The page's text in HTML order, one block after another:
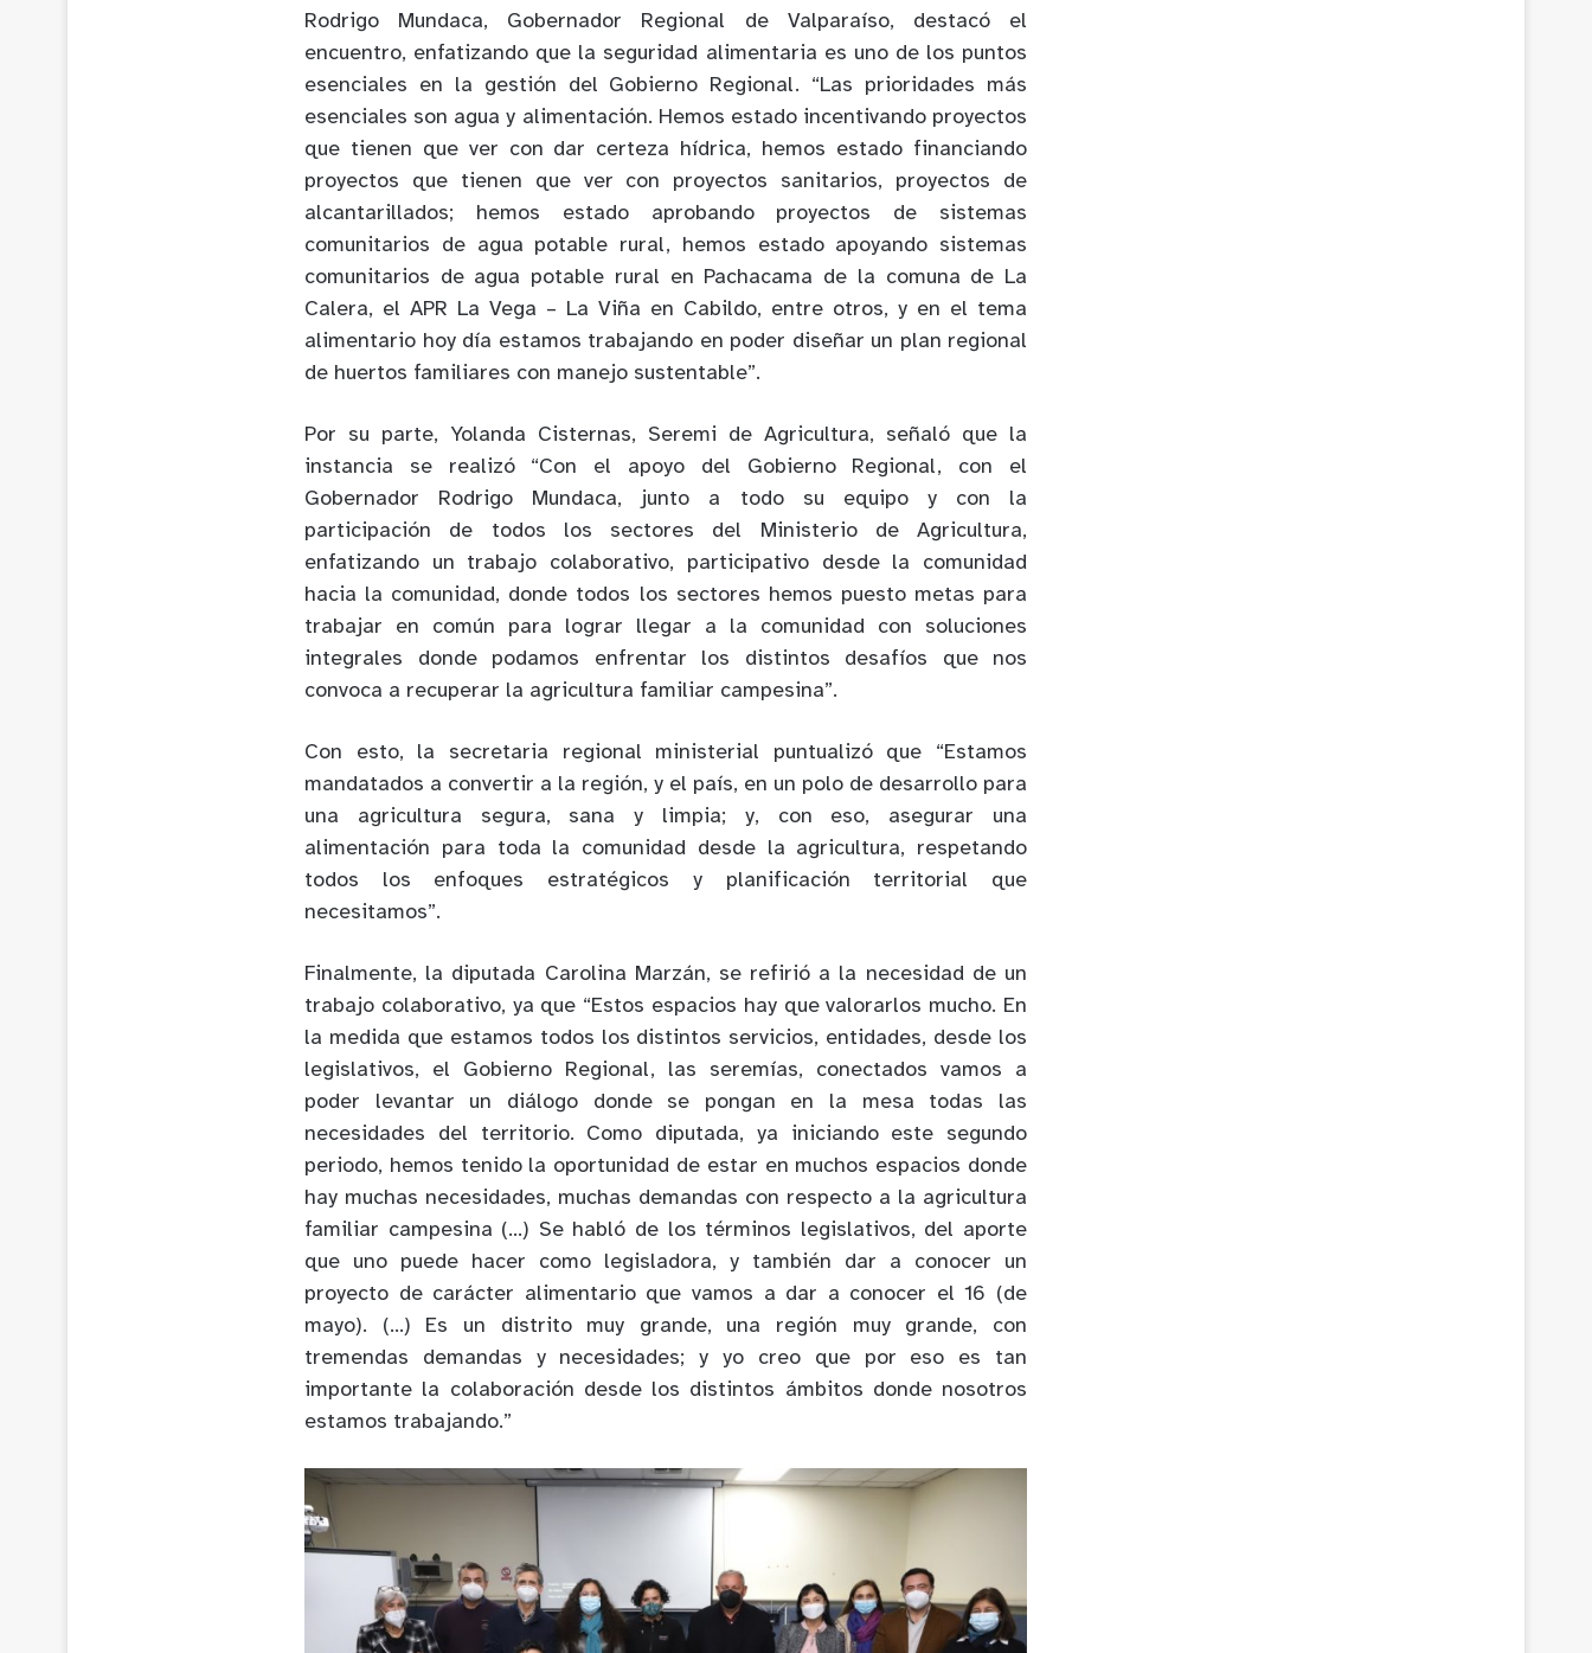
Rodrigo Mundaca, Gobernador Regional de Valparaíso, destacó el
encuentro, enfatizando que la seguridad alimentaria es uno de los puntos
esenciales en la gestión del Gobierno Regional. “Las prioridades más
esenciales son agua y alimentación. Hemos estado incentivando proyectos
que tienen que ver con dar certeza hídrica, hemos estado financiando
proyectos que tienen que ver con proyectos sanitarios, proyectos de
alcantarillados; hemos estado aprobando proyectos de sistemas
comunitarios de agua potable rural, hemos estado apoyando sistemas
comunitarios de agua potable rural en Pachacama de la comuna de La
Calera, el APR La Vega – La Viña en Cabildo, entre otros, y en el tema
alimentario hoy día estamos trabajando en poder diseñar un plan regional
de huertos familiares con manejo sustentable”.
Por su parte, Yolanda Cisternas, Seremi de Agricultura, señaló que la
instancia se realizó “Con el apoyo del Gobierno Regional, con el
Gobernador Rodrigo Mundaca, junto a todo su equipo y con la
participación de todos los sectores del Ministerio de Agricultura,
enfatizando un trabajo colaborativo, participativo desde la comunidad
hacia la comunidad, donde todos los sectores hemos puesto metas para
trabajar en común para lograr llegar a la comunidad con soluciones
integrales donde podamos enfrentar los distintos desafíos que nos
convoca a recuperar la agricultura familiar campesina”.
Con esto, la secretaria regional ministerial puntualizó que “Estamos
mandatados a convertir a la región, y el país, en un polo de desarrollo para
una agricultura segura, sana y limpia; y, con eso, asegurar una
alimentación para toda la comunidad desde la agricultura, respetando
todos los enfoques estratégicos y planificación territorial que
necesitamos”.
Finalmente, la diputada Carolina Marzán, se refirió a la necesidad de un
trabajo colaborativo, ya que “Estos espacios hay que valorarlos mucho. En
la medida que estamos todos los distintos servicios, entidades, desde los
legislativos, el Gobierno Regional, las seremías, conectados vamos a
poder levantar un diálogo donde se pongan en la mesa todas las
necesidades del territorio. Como diputada, ya iniciando este segundo
periodo, hemos tenido la oportunidad de estar en muchos espacios donde
hay muchas necesidades, muchas demandas con respecto a la agricultura
familiar campesina (…) Se habló de los términos legislativos, del aporte
que uno puede hacer como legisladora, y también dar a conocer un
proyecto de carácter alimentario que vamos a dar a conocer el 16 (de
mayo). (…) Es un distrito muy grande, una región muy grande, con
tremendas demandas y necesidades; y yo creo que por eso es tan
importante la colaboración desde los distintos ámbitos donde nosotros
estamos trabajando.”